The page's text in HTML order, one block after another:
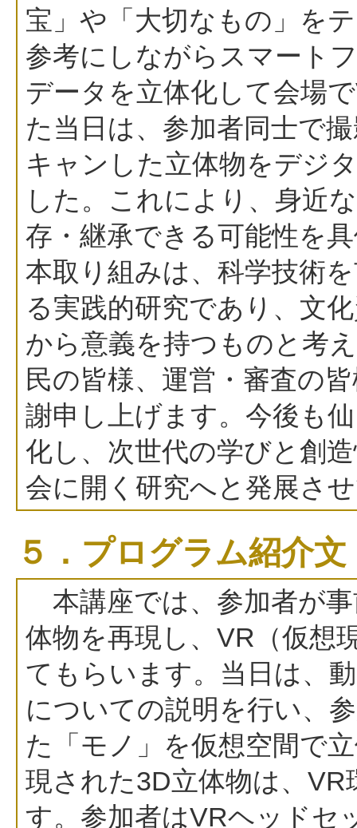
宝」や「大切なもの」を
参考にしながらスマート
データを立体化して会場
た当日は、参加者同士で
キャンした立体物をデジ
した。これにより、身近
存・継承できる可能性を
本取り組みは、科学技術
る実践的研究であり、文
から意義を持つものと考
民の皆様、運営・審査の
謝申し上げます。今後も
化し、次世代の学びと創
会に開く研究へと発展さ
５．プログラム紹介文
本講座では、参加者が
体物を再現し、VR（仮想
てもらいます。当日は、
についての説明を行い、
た「モノ」を仮想空間で
現された3D立体物は、
す。参加者はVRヘッドセ